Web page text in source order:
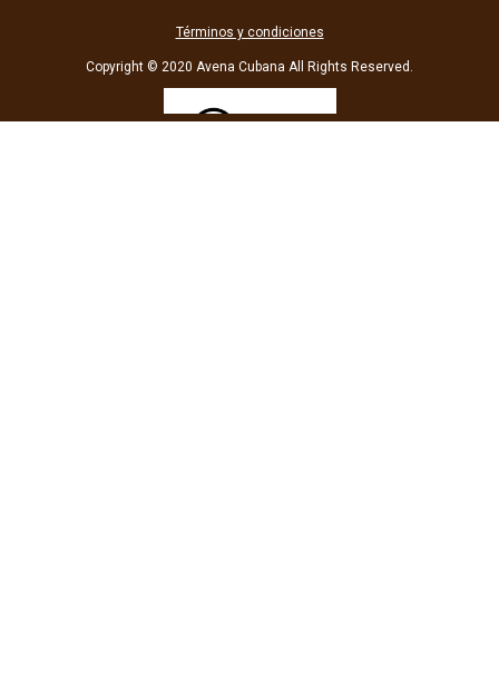
Términos y condiciones
Copyright © 2020 Avena Cubana All Rights Reserved.